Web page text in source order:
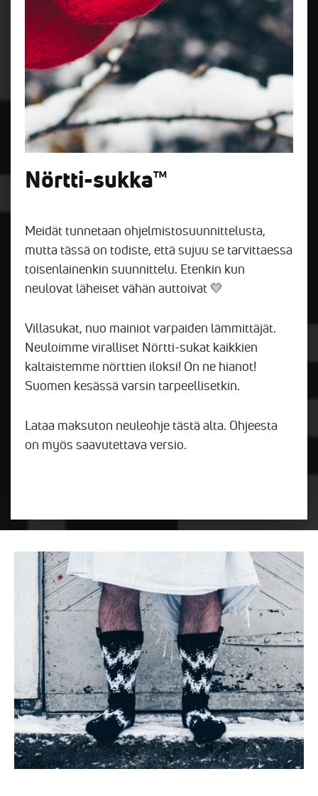
Nörtti-sukka™
Meidät tunnetaan ohjelmistosuunnittelusta,
mutta tässä on todiste, että sujuu se tarvittaessa
toisenlainenkin suunnittelu. Etenkin kun
neulovat läheiset vähän auttoivat 💛
Villasukat, nuo mainiot varpaiden lämmittäjät.
Neuloimme viralliset Nörtti-sukat kaikkien
kaltaistemme nörttien iloksi! On ne hianot!
Suomen kesässä varsin tarpeellisetkin.
Lataa maksuton neuleohje tästä alta. Ohjeesta
on myös saavutettava versio.